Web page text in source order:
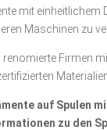
mit einheitlichem
Maschinen zu
renomierte Firmen
auf Spulen
zu den